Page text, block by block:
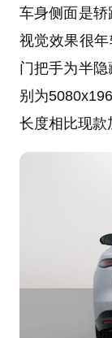
车身侧面是轿
视觉效果很
门把手为半
别为
长度相比现款